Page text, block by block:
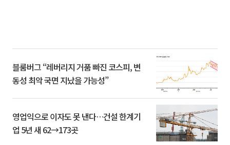
블룸버그 “레버리지 거품 빠진 코스피, 변
동성 최악 국면 지났을 가능성”
영업익으로 이자도 못 낸다…건설 한계기
업 5년 새 62→173곳